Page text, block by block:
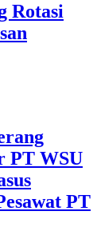
Rotasi
PT WSU
PT